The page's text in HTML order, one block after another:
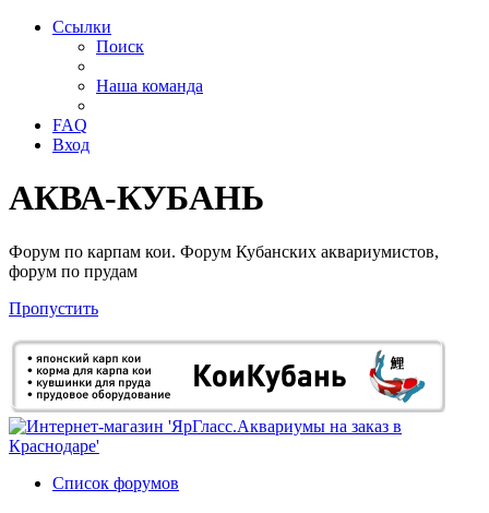
Ссылки
Поиск
Наша команда
FAQ
Вход
АКВА-КУБАНЬ
Форум по карпам кои. Форум Кубанских аквариумистов,
форум по прудам
Пропустить
Список форумов